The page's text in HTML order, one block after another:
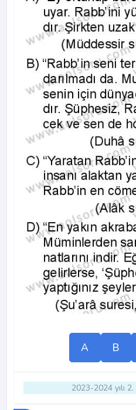
A B
2023-2024 yılı